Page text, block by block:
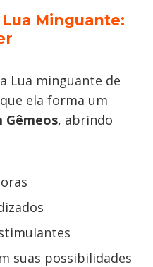
Minguante:
Lua minguante de
ela forma um
, abrindo
suas possibilidades